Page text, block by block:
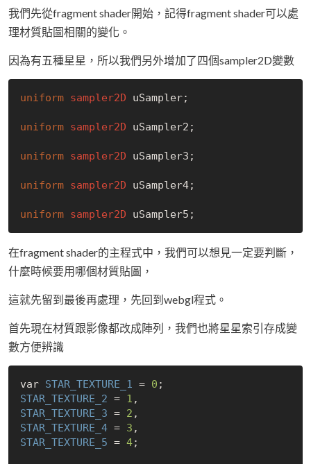
我們先從fragment shader開始，記得fragment shader可以處
理材質貼圖相關的變化。
因為有五種星星，所以我們另外增加了四個sampler2D變數
uniform sampler2D uSampler;
uniform sampler2D uSampler2;
uniform sampler2D uSampler3;
uniform sampler2D uSampler4;
uniform sampler2D
在fragment shader的主程式中，我們可以想見一定要判斷，
什麼時候要用哪個材質貼圖，
這就先留到最後再處理，先回到webgl程式。
首先現在材質跟影像都改成陣列，我們也將星星索引存成變
數方便辨識
var STAR_TEXTURE_1 = 0
STAR_TEXTURE_2 = 1
STAR_TEXTURE_3 = 2
STAR_TEXTURE_4 = 3
STAR_TEXTURE_5 = 4;